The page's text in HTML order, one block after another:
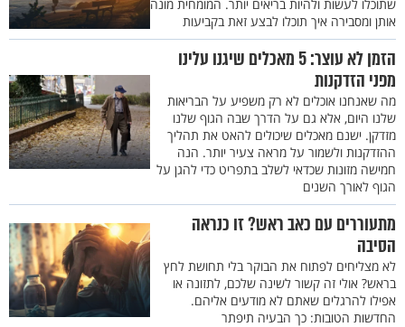
שתוכלו לעשות ולהיות בריאים יותר. המומחית מונה
אותן ומסבירה איך תוכלו לבצע זאת בקביעות
הזמן לא עוצר: 5 מאכלים שיגנו עלינו
מפני הזדקנות
מה שאנחנו אוכלים לא רק משפיע על הבריאות
שלנו היום, אלא גם על הדרך שבה הגוף שלנו
מזדקן. ישנם מאכלים שיכולים להאט את תהליך
ההזדקנות ולשמור על מראה צעיר יותר. הנה
חמישה מזונות שכדאי לשלב בתפריט כדי להגן על
הגוף לאורך השנים
מתעוררים עם כאב ראש? זו כנראה
הסיבה
לא מצליחים לפתוח את הבוקר בלי תחושת לחץ
בראש? אולי זה קשור לשינה שלכם, לתזונה או
אפילו להרגלים שאתם לא מודעים אליהם.
החדשות הטובות: כך הבעיה תיפתר